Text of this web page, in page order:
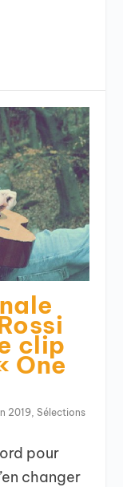
clip
One
2019 ,Sélections
pour
changer